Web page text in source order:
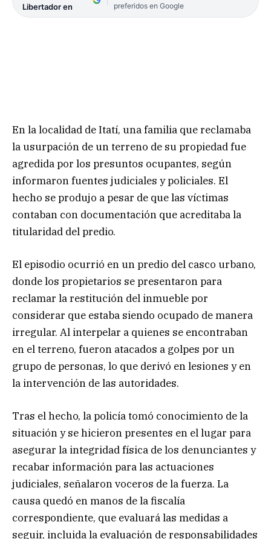
Libertador en
preferidos en Google
En la localidad de Itatí, una familia que reclamaba
la usurpación de un terreno de su propiedad fue
agredida por los presuntos ocupantes, según
informaron fuentes judiciales y policiales. El
hecho se produjo a pesar de que las víctimas
contaban con documentación que acreditaba la
titularidad del predio.
El episodio ocurrió en un predio del casco urbano,
donde los propietarios se presentaron para
reclamar la restitución del inmueble por
considerar que estaba siendo ocupado de manera
irregular. Al interpelar a quienes se encontraban
en el terreno, fueron atacados a golpes por un
grupo de personas, lo que derivó en lesiones y en
la intervención de las autoridades.
Tras el hecho, la policía tomó conocimiento de la
situación y se hicieron presentes en el lugar para
asegurar la integridad física de los denunciantes y
recabar información para las actuaciones
judiciales, señalaron voceros de la fuerza. La
causa quedó en manos de la fiscalía
correspondiente, que evaluará las medidas a
seguir, incluida la evaluación de responsabilidades